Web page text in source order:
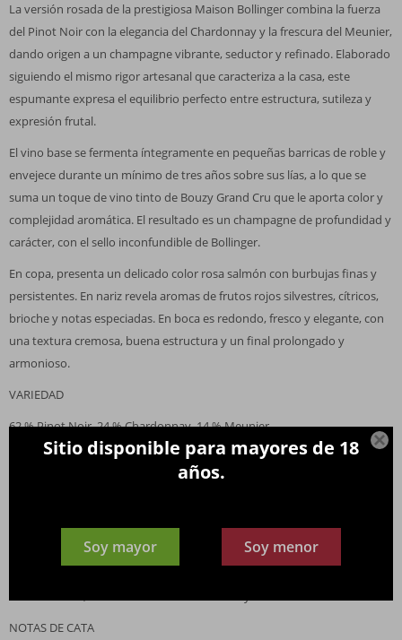

Sitio disponible para mayores de 18
años.
Soy mayor Soy menor
La versión rosada de la prestigiosa Maison Bollinger combina la fuerza
del Pinot Noir con la elegancia del Chardonnay y la frescura del Meunier,
dando origen a un champagne vibrante, seductor y refinado. Elaborado
siguiendo el mismo rigor artesanal que caracteriza a la casa, este
espumante expresa el equilibrio perfecto entre estructura, sutileza y
expresión frutal.
El vino base se fermenta íntegramente en pequeñas barricas de roble y
envejece durante un mínimo de tres años sobre sus lías, a lo que se
suma un toque de vino tinto de Bouzy Grand Cru que le aporta color y
complejidad aromática. El resultado es un champagne de profundidad y
carácter, con el sello inconfundible de Bollinger.
En copa, presenta un delicado color rosa salmón con burbujas finas y
persistentes. En nariz revela aromas de frutos rojos silvestres, cítricos,
brioche y notas especiadas. En boca es redondo, fresco y elegante, con
una textura cremosa, buena estructura y un final prolongado y
armonioso.
VARIEDAD
62 % Pinot Noir, 24 % Chardonnay, 14 % Meunier
VIÑEDO / UBICACIÓN
VINIFICACIÓN / CRIANZA
NOTAS DE CATA